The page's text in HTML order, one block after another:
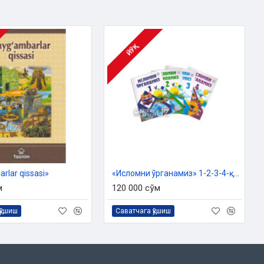
qissasi»
ЙЎҚ
120 000 сўм
Саватчага қўшиш